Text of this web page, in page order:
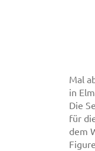
Mal
in
Die
für
dem